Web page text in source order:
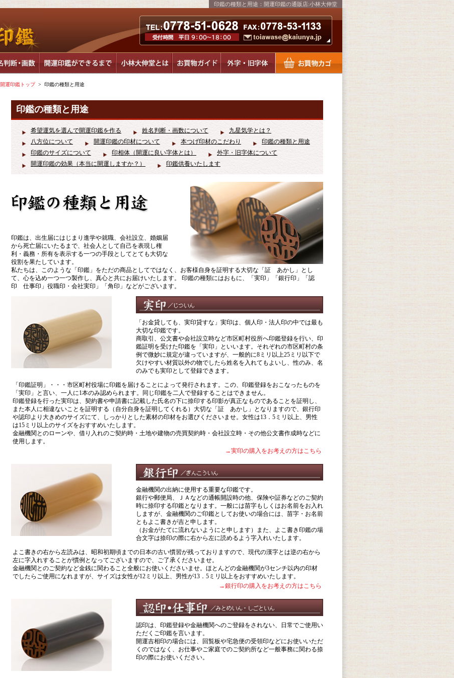
印鑑の種類と用途：開運印鑑の通販店:小林大伸堂
開運印鑑トップ> 印鑑の種類と用途
印鑑の種類と用途
希望運気を選んで開運印鑑を作る 姓名判断・画数について
九星気学とは？
八方位について
開運印鑑の印材について 本つげ印材のこだわり
印鑑の種類と用途
印鑑のサイズについて
印相体（開運に良い字体とは）
外字・旧字体について
開運印鑑の効果（本当に開運しますか？）
印鑑供養いたします
印鑑は、出生届にはじまり進学や就職、会社設立、婚姻届
から死亡届にいたるまで、社会人として自己を表現し権
利・義務・所有を表示する一つの手段としてとても大切な
役割を果たしています。
私たちは、このような「印鑑」をただの商品としてではなく、お客様自身を証明する大切な「証 あかし」とし
て、心を込め一つ一つ製作し、真心と共にお届けいたします。 印鑑の種類にはおもに、「実印」「銀行印」「認
印 仕事印」役職印・会社実印」「角印」などがございます。
「お金貸しても、実印貸すな」実印は、個人印・法人印の中では最も
大切な印鑑です。
商取引、公文書や会社設立時など市区町村役所へ印鑑登録を行い、印
鑑証明を受けた印鑑を「実印」といいます。それぞれの市区町村の条
例で微妙に規定が違っていますが、一般的に8ミリ以上25ミリ以下で
欠けやすい材質以外の物でしたら姓名を入れてもよいし、性のみ、名
のみでも実印として登録できます。
「印鑑証明」・・・市区町村役場に印鑑を届けることによって発行されます。この、印鑑登録をおこなったものを
「実印」と言い、一人に1本のみ認められます。同じ印鑑を二人で登録することはできません。
印鑑登録を行った実印は、契約書や申請書に記載した氏名の下に捺印する印影が真正なものであることを証明し、
また本人に相違ないことを証明する（自分自身を証明してくれる）大切な「証 あかし」となりますので、銀行印
や認印より大きめのサイズにて、しっかりとした素材の印材をお選びくださいませ。女性は13．5ミリ以上、男性
は15ミリ以上のサイズをおすすめいたします。
金融機関とのローンや、借り入れのご契約時・土地や建物の売買契約時・会社設立時・その他公文書作成時などに
使用します。
→実印の購入をお考えの方はこちら
金融機関の出納に使用する重要な印鑑です。
銀行や郵便局、ＪＡなどの通帳開設時の他、保険や証券などのご契約
時に捺印する印鑑となります。一般には苗字もしくはお名前をお入れ
しますが、金融機関のご印鑑としてお使いの場合には、苗字・お名前
ともよこ書きが吉と申します。
（お金がたてに流れないようにと申します）また、よこ書き印鑑の場
合文字は捺印の際に右から左に読めるよう字入れいたします。
よこ書きの右から左読みは、昭和初期頃までの日本の古い慣習が残っておりますので、現代の漢字とは逆の右から
左に字入れすることが慣例となってございますので、ご了承くださいませ。
金融機関とのご契約など金銭に関わること全般にお使いくださいませ。ほとんどの金融機関が3センチ以内の印材
でしたらご使用になれますが、サイズは女性が12ミリ以上、男性が13．5ミリ以上をおすすめいたします。
→銀行印の購入をお考えの方はこちら
認印は、印鑑登録や金融機関へのご登録をされない、日常でご使用い
ただくご印鑑を言います。
開運吉相印の場合には、回覧板や宅急便の受領印などにお使いいただ
くのではなく、お仕事やご家庭でのご契約所など一般事務に関わる捺
印の際にお使いください。